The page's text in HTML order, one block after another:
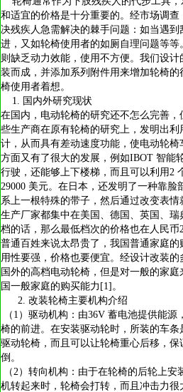
和适宜的价格是十分重要的。经市场调
决残疾人急需解决的棘手问题：如当遇
进，又如轮椅使用者的如厕自理问题等
则缺乏动力效能，使用不方便。我们设
装而成，并添加系列附件用来增加轮椅
椅使用者着想。
1. 国内外研究现状
在国内，电动轮椅的研究还不怎么完善
些生产商在原有轮椅的研究上，发明出
计，从而具有差动速度功能，使电动轮
方面又有了很大的发展，例如IBOT 智能
行驶，还能够上下楼梯，而且可以利用2
29000 美元。在日本，还发明了一种靠
系上一根特殊的带子，然后通过改变表
生产厂家都集中在美国、德国、英国、
档的话，那么最低档次的价格也在人民
普通百姓来说太昂贵了，我国普通家庭
用性要强，价格也要便宜。经设计改装
国外的高档电动轮椅，但是对一般的家
国一般家庭的购买能力[1]。
2. 改装轮椅主要机构介绍
（1）驱动机构：由36V 蓄电池提供能
椅的前进。在安装驱动轮时，所装的车
驱动轮椅，而且可以让轮椅重心后移，
倒。
（2）转向机构：由于在轮椅的后轮上
机转起来时，轮椅会打转，而且冲击力